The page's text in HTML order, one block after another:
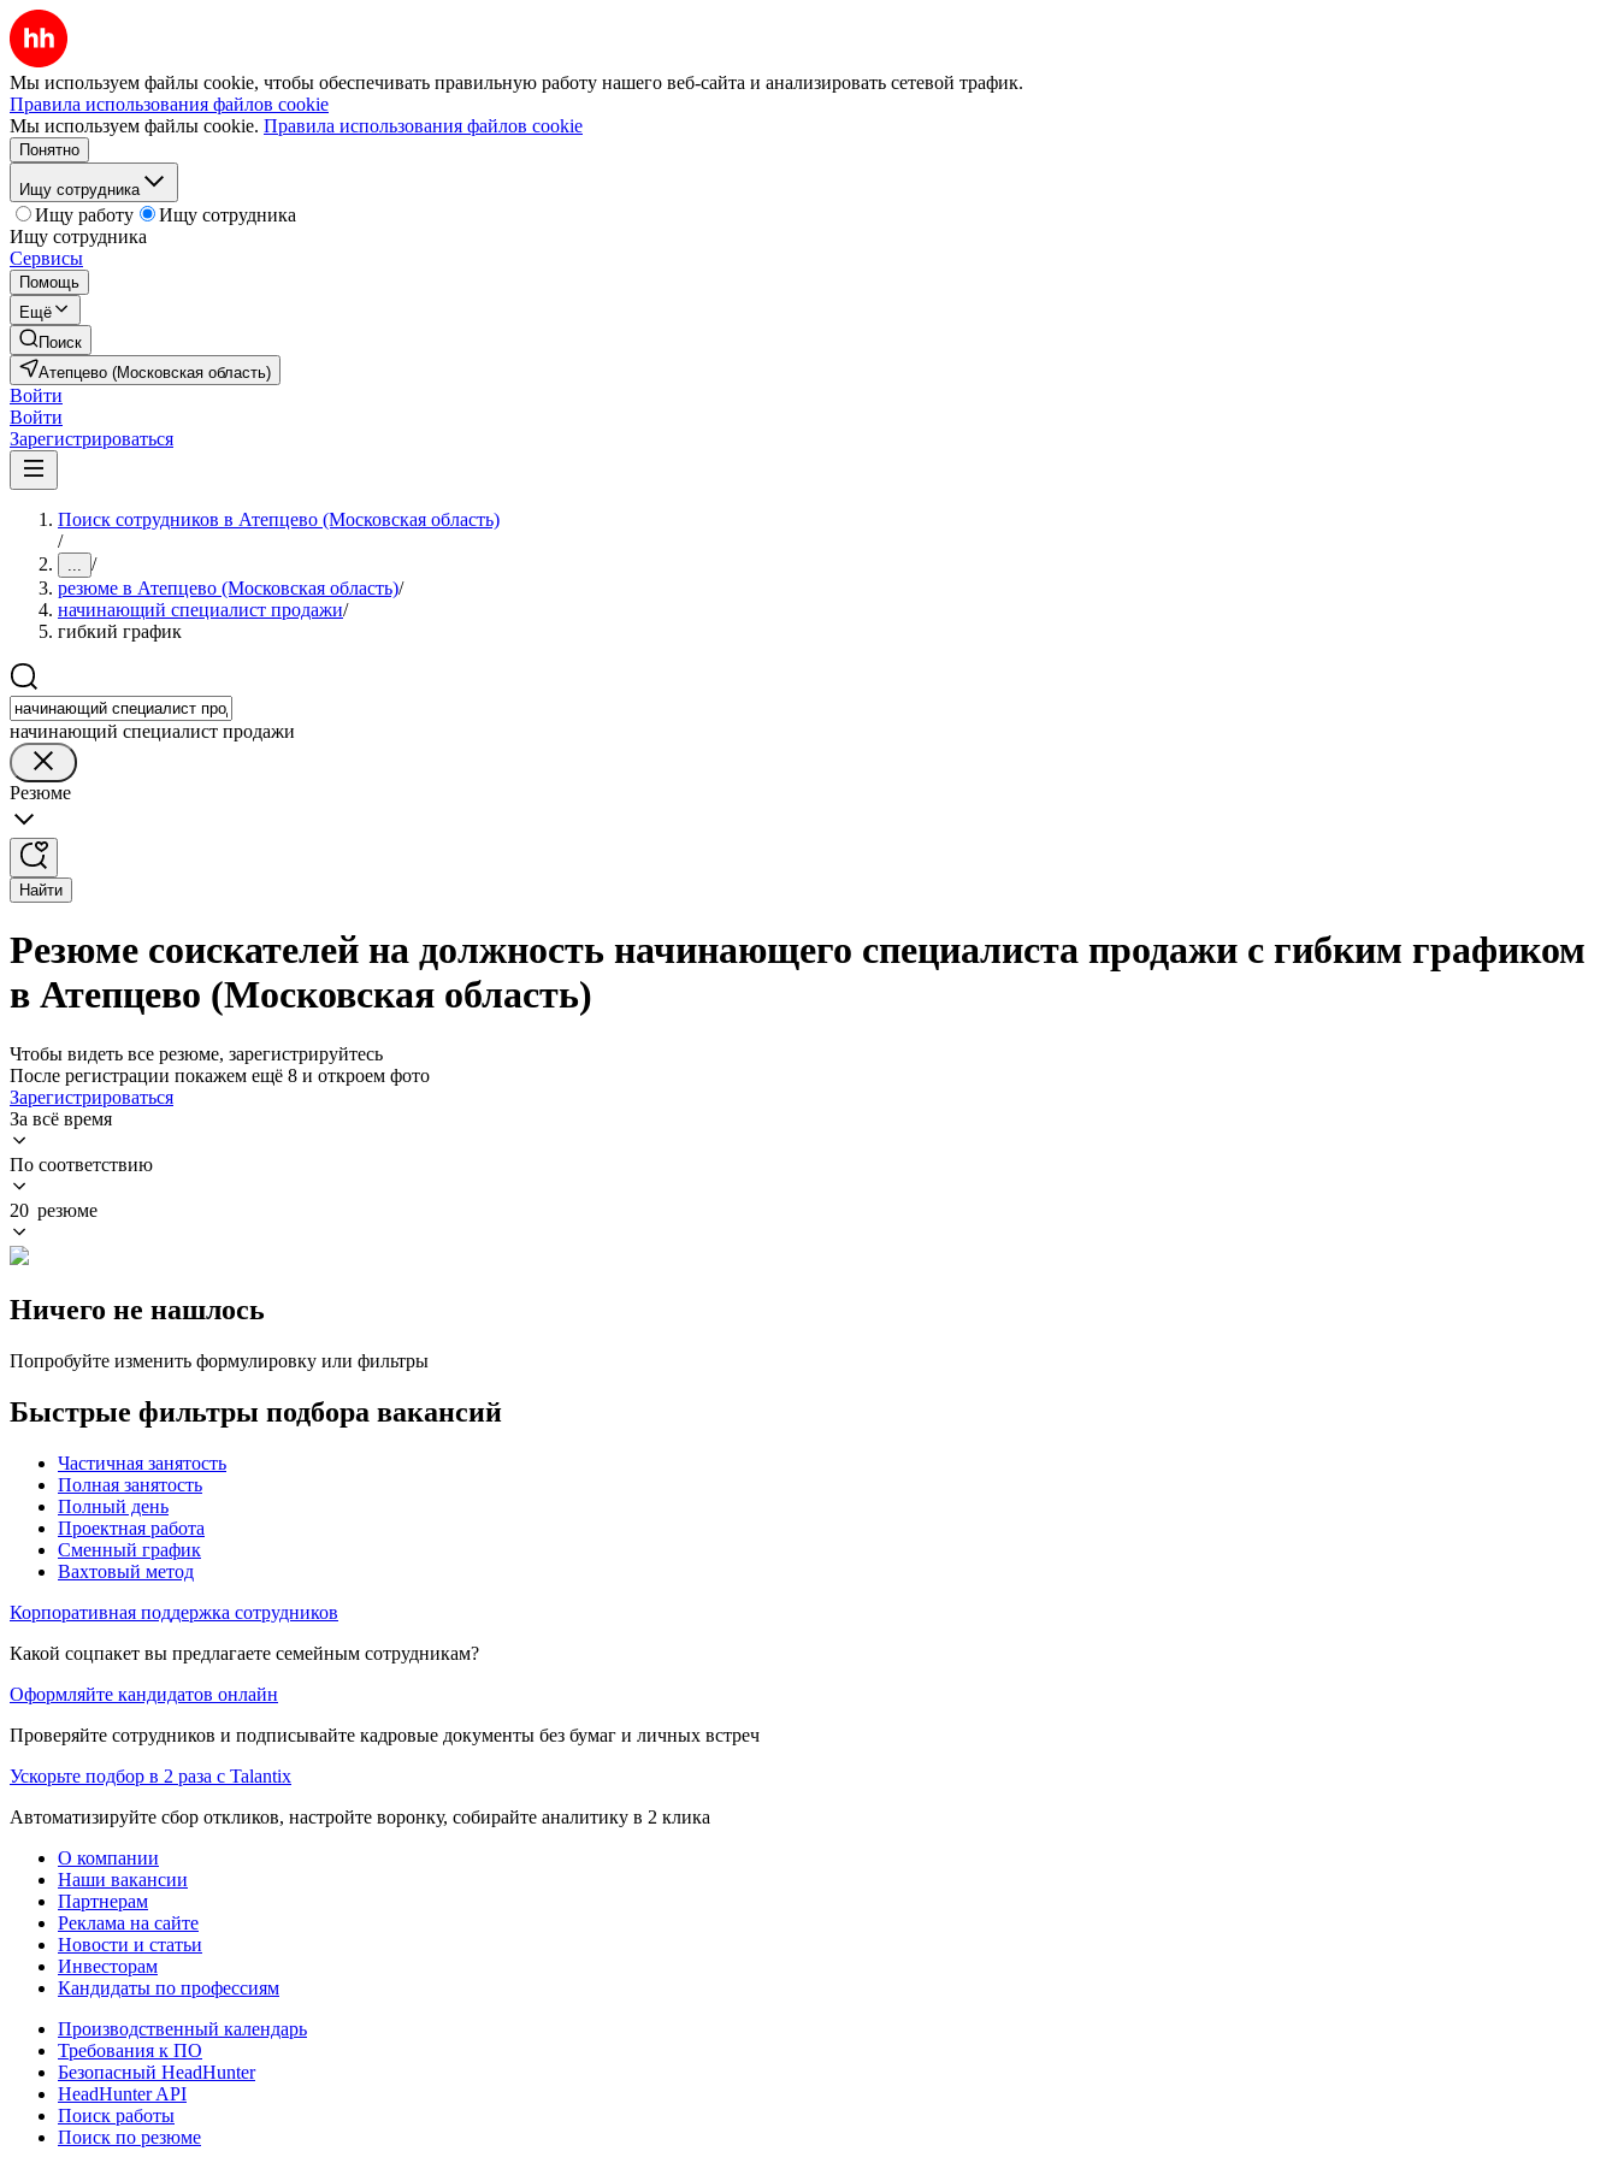
Мы используем файлы cookie, чтобы обеспечивать правильную работу нашего веб-сайта и анализировать сетевой трафик.
Правила использования файлов cookie
Мы используем файлы cookie. Правила использования файлов cookie
Понятно
Ищу сотрудника
Ищу работу
Ищу сотрудника
Ищу сотрудника
Сервисы
Помощь
Ещё
Поиск
Атепцево (Московская область)
Войти
Войти
Зарегистрироваться
Поиск сотрудников в Атепцево (Московская область)
/
... /
резюме в Атепцево (Московская область)/
начинающий специалист продажи/
гибкий график
начинающий специалист продажи
Резюме
Найти
Резюме соискателей на должность начинающего специалиста продажи с гибким графиком
в Атепцево (Московская область)
Чтобы видеть все резюме, зарегистрируйтесь
После регистрации покажем ещё 8 и откроем фото
Зарегистрироваться
За всё время
По соответствию
20 резюме
Ничего не нашлось
Попробуйте изменить формулировку или фильтры
Быстрые фильтры подбора вакансий
Частичная занятость
Полная занятость
Полный день
Проектная работа
Сменный график
Вахтовый метод
Корпоративная поддержка сотрудников
Какой соцпакет вы предлагаете семейным сотрудникам?
Оформляйте кандидатов онлайн
Проверяйте сотрудников и подписывайте кадровые документы без бумаг и личных встреч
Ускорьте подбор в 2 раза с Talantix
Автоматизируйте сбор откликов, настройте воронку, собирайте аналитику в 2 клика
О компании
Наши вакансии
Партнерам
Реклама на сайте
Новости и статьи
Инвесторам
Кандидаты по профессиям
Производственный календарь
Требования к ПО
Безопасный HeadHunter
HeadHunter API
Поиск работы
Поиск по резюме